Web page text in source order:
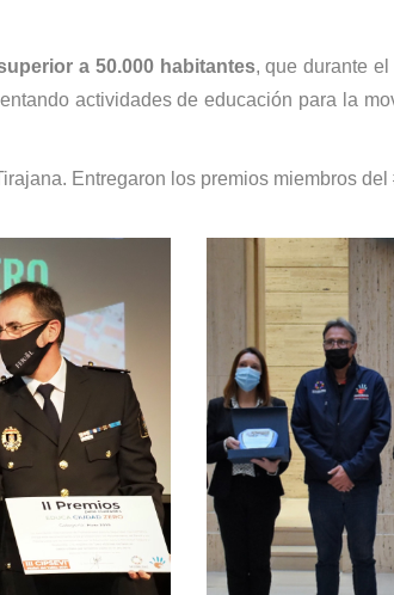
a 50.000 habitantes, que durante
actividades de educación para la
Entregaron los premios miembros del